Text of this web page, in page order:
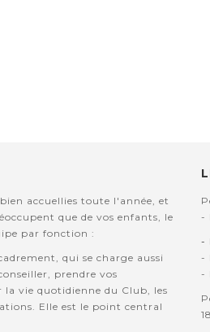
accuellies toute l'année, et
que de vos enfants, le
par fonction :
qui se charge aussi
prendre vos
vie quotidienne du Club, les
Elle est le point central
-
-
-
-